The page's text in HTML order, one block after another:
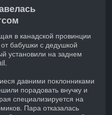
в канадской провинции
бабушки с дедушкой
установили на заднем
давними поклонниками
порадовать внучку и
специализируется на
Пара отказалась